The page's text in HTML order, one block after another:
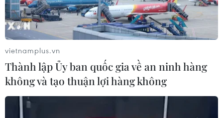
Thành phố Hồ Chí Minh sẽ tích hợp
IoT vào hạ tầng giao thông thông
minh
10/08/2026 14:08
Phát huy vai trò KOL, KOC trong xây
dựng không gian mạng văn minh, an
toàn
vietnamplus.vn
Thành lập Ủy ban quốc gia về an ninh hàng
không và tạo thuận lợi hàng không